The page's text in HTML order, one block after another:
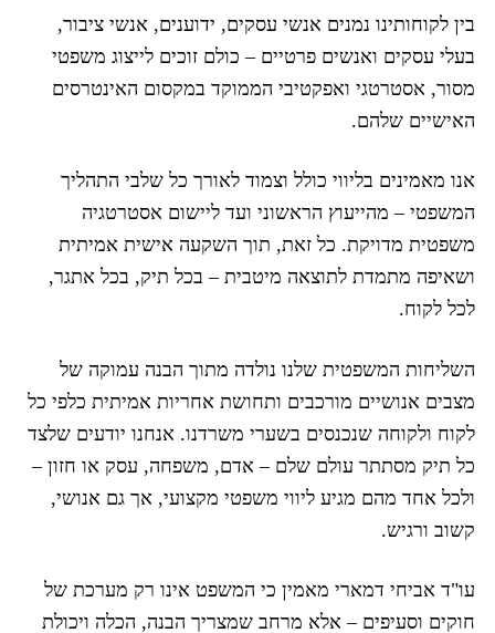
בין לקוחותינו נמנים אנשי עסקים, ידוענים, אנשי ציבור,
בעלי עסקים ואנשים פרטיים – כולם זוכים לייצוג משפטי
מסור, אסטרטגי ואפקטיבי הממוקד במקסום האינטרסים
האישיים שלהם.
אנו מאמינים בליווי כולל וצמוד לאורך כל שלבי התהליך
המשפטי – מהייעוץ הראשוני ועד ליישום אסטרטגיה
משפטית מדויקת. כל זאת, תוך השקעה אישית אמיתית
ושאיפה מתמדת לתוצאה מיטבית – בכל תיק, בכל אתגר,
לכל לקוח.
השליחות המשפטית שלנו נולדה מתוך הבנה עמוקה של
מצבים אנושיים מורכבים ותחושת אחריות אמיתית כלפי כל
לקוח ולקוחה שנכנסים בשערי משרדנו. אנחנו יודעים שלצד
כל תיק מסתתר עולם שלם – אדם, משפחה, עסק או חזון –
ולכל אחד מהם מגיע ליווי משפטי מקצועי, אך גם אנושי,
קשוב ורגיש.
עו"ד אביחי דמארי מאמין כי המשפט אינו רק מערכת של
חוקים וסעיפים – אלא מרחב שמצריך הבנה, הכלה ויכולת